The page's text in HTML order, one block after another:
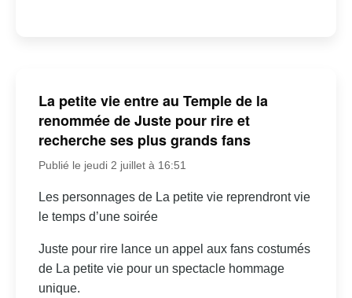
La petite vie entre au Temple de la
renommée de Juste pour rire et
recherche ses plus grands fans
Publié le jeudi 2 juillet à 16:51
Les personnages de La petite vie reprendront vie
le temps d’une soirée
Juste pour rire lance un appel aux fans costumés
de La petite vie pour un spectacle hommage
unique.